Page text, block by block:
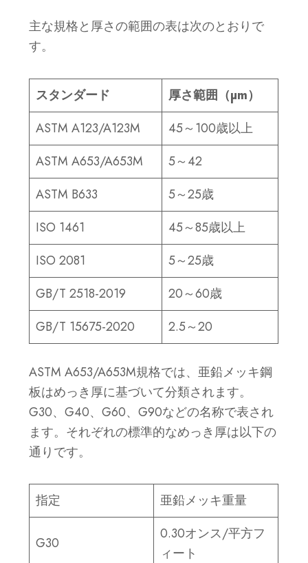
主な規格と厚さの範囲の表は次のとおりで
す。
スタンダード
厚さ範囲（µm）
ASTM A123/A123M
45～100歳以上
ASTM A653/A653M
5～42
ASTM B633
5～25歳
ISO 1461
45～85歳以上
ISO 2081
5～25歳
GB/T 2518-2019
20～60歳
GB/T 15675-2020
2.5～20
ASTM A653/A653M規格では、亜鉛メッキ鋼
板はめっき厚に基づいて分類されます。
G30、G40、G60、G90などの名称で表され
ます。それぞれの標準的なめっき厚は以下の
通りです。
指定 亜鉛メッキ重量
G30
0.30オンス/平方フ
ィート